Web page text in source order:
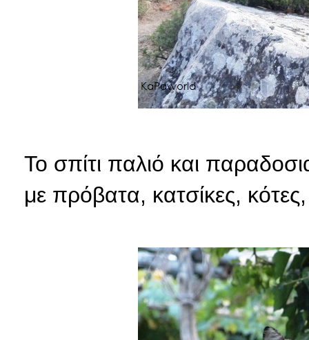
Το σπίτι παλιό και
με πρόβατα, κατσίκες,